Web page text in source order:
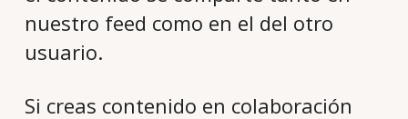
nuestro feed como en el del otro
usuario.
Si creas contenido en colaboración